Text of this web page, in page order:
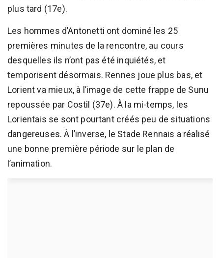
plus tard (17e).
Les hommes d’Antonetti ont dominé les 25
premières minutes de la rencontre, au cours
desquelles ils n’ont pas été inquiétés, et
temporisent désormais. Rennes joue plus bas, et
Lorient va mieux, à l’image de cette frappe de Sunu
repoussée par Costil (37e). À la mi-temps, les
Lorientais se sont pourtant créés peu de situations
dangereuses. À l’inverse, le Stade Rennais a réalisé
une bonne première période sur le plan de
l’animation.